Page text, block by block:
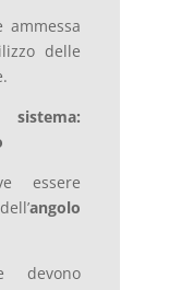
ammessa
delle
essere
angolo
devono